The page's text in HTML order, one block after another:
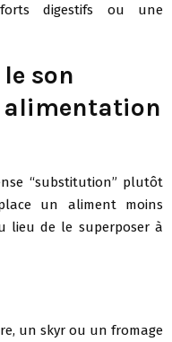
digestifs ou une
son
alimentation
“substitution” plutôt
un aliment moins
lieu de le superposer à
un skyr ou un fromage